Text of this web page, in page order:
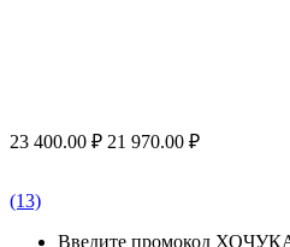
23 400.00 ₽ 21 970.00 ₽
(13)
Введите промокод